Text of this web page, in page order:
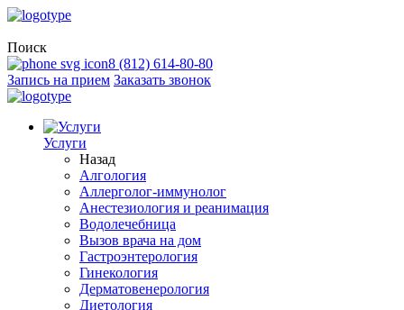
Поиск
8 (812) 614-80-80
Запись на прием Заказать звонок
Услуги
Назад
Алгология
Аллерголог-иммунолог
Анестезиология и реанимация
Водолечебница
Вызов врача на дом
Гастроэнтерология
Гинекология
Дерматовенерология
Диетология